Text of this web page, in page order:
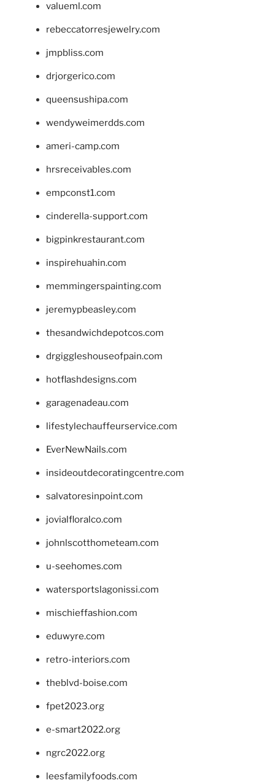
valueml.com
rebeccatorresjewelry.com
jmpbliss.com
drjorgerico.com
queensushipa.com
wendyweimerdds.com
ameri-camp.com
hrsreceivables.com
empconst1.com
cinderella-support.com
bigpinkrestaurant.com
inspirehuahin.com
memmingerspainting.com
jeremypbeasley.com
thesandwichdepotcos.com
drgiggleshouseofpain.com
hotflashdesigns.com
garagenadeau.com
lifestylechauffeurservice.com
EverNewNails.com
insideoutdecoratingcentre.com
salvatoresinpoint.com
jovialfloralco.com
johnlscotthometeam.com
u-seehomes.com
watersportslagonissi.com
mischieffashion.com
eduwyre.com
retro-interiors.com
theblvd-boise.com
fpet2023.org
e-smart2022.org
ngrc2022.org
leesfamilyfoods.com